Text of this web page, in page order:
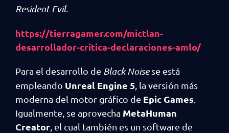
Resident Evil.
https://tierragamer.com/mictlan-
desarrollador-critica-declaraciones-amlo/
Para el desarrollo de Black Noisese está
empleando Unreal Engine 5 , la versión más
moderna del motor gráfico de Epic Games
Igualmente, se aprovecha MetaHuman
Creator , el cual también es un software de